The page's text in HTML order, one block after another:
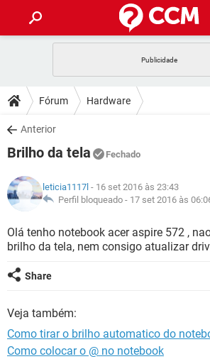
CELULAR
OUTLOOK
INSTAGRAM
GUIA DE COMPRAS
DICAS
JOGOS
INSTAGRAM GMAIL
GUIA DE COMPRAS
DOWNLOADS
JOGOS
CELULAR
OUTLOOK EXCEL
INSTAGRAM GMAIL
GUIA DE COMPRAS
JOGOS WHATSAPP
CELULAR
OUTLOOK EXCEL
GLOSSÁRIO
JOGOS WHATSAPP
CELULAR
OUTLOOK
GUIA DE COMPRAS
Fórum Hardware
Anterior
Brilho da tela Fechado
leticia1117l - 16 set 2016 às 23:43
Perfil bloqueado - 17 set 2016 às
Olá tenho notebook acer aspire 572 ,
brilho da tela, nem consigo atualizar
Share
Veja também:
Como tirar o brilho automatico do
Como colocar o @ no notebook